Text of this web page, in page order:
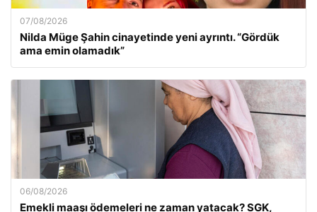
07/08/2026
Nilda Müge Şahin cinayetinde yeni ayrıntı. “Gördük
ama emin olamadık”
06/08/2026
Emekli maaşı ödemeleri ne zaman yatacak? SGK,